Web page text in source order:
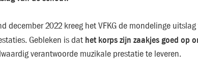
december 2022 kreeg het VFKG de mondelinge
Gebleken is dat het korps zijn zaakjes goed op
verantwoorde muzikale prestatie te leveren.